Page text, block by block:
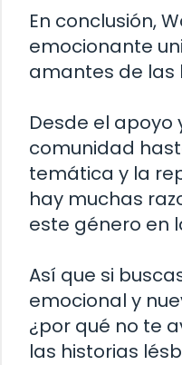
En conclusión,
emocionante
amantes de las
Desde el apoyo
comunidad
temática y la
hay muchas
este género en
Así que si
emocional y
¿por qué no te
las historias